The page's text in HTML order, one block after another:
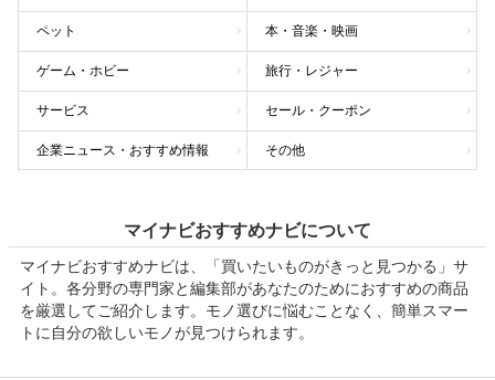
ペット 本・音楽・映画
ゲーム・ホビー 旅行・レジャー
サービス セール・クーポン
企業ニュース・おすすめ情報 その他
マイナビおすすめナビについて
マイナビおすすめナビは、「買いたいものがきっと見つかる」サ
イト。各分野の専門家と編集部があなたのためにおすすめの商品
を厳選してご紹介します。モノ選びに悩むことなく、簡単スマー
トに自分の欲しいモノが見つけられます。